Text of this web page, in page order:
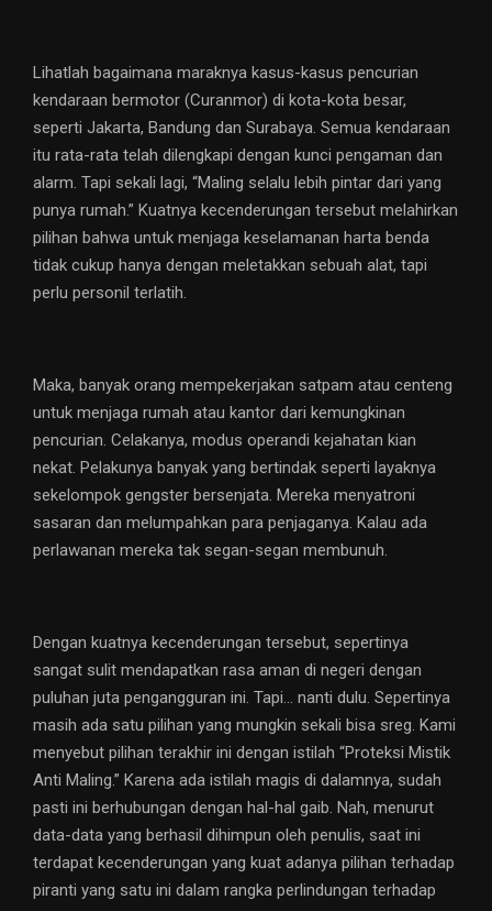
Lihatlah bagaimana maraknya kasus-kasus pencurian
kendaraan bermotor (Curanmor) di kota-kota besar,
seperti Jakarta, Bandung dan Surabaya. Semua kendaraan
itu rata-rata telah dilengkapi dengan kunci pengaman dan
alarm. Tapi sekali lagi, “Maling selalu lebih pintar dari yang
punya rumah.” Kuatnya kecenderungan tersebut melahirkan
pilihan bahwa untuk menjaga keselamanan harta benda
tidak cukup hanya dengan meletakkan sebuah alat, tapi
perlu personil terlatih.
Maka, banyak orang mempekerjakan satpam atau centeng
untuk menjaga rumah atau kantor dari kemungkinan
pencurian. Celakanya, modus operandi kejahatan kian
nekat. Pelakunya banyak yang bertindak seperti layaknya
sekelompok gengster bersenjata. Mereka menyatroni
sasaran dan melumpahkan para penjaganya. Kalau ada
perlawanan mereka tak segan-segan membunuh.
Dengan kuatnya kecenderungan tersebut, sepertinya
sangat sulit mendapatkan rasa aman di negeri dengan
puluhan juta pengangguran ini. Tapi… nanti dulu. Sepertinya
masih ada satu pilihan yang mungkin sekali bisa sreg. Kami
menyebut pilihan terakhir ini dengan istilah “Proteksi Mistik
Anti Maling.” Karena ada istilah magis di dalamnya, sudah
pasti ini berhubungan dengan hal-hal gaib. Nah, menurut
data-data yang berhasil dihimpun oleh penulis, saat ini
terdapat kecenderungan yang kuat adanya pilihan terhadap
piranti yang satu ini dalam rangka perlindungan terhadap